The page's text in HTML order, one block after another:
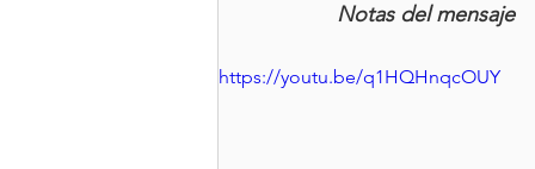
Notas del mensaje
https://youtu.be/q1HQHnqcOUY